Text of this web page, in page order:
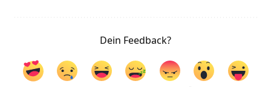
Dein Feedback?